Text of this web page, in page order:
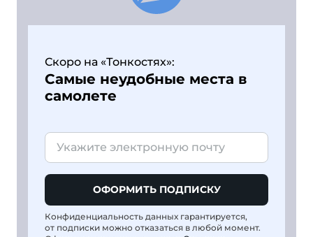
Скоро на «Тонкостях»:
Самые неудобные места в
самолете
ОФОРМИТЬ ПОДПИСКУ
Конфиденциальность данных гарантируется,
от подписки можно отказаться в любой момент.